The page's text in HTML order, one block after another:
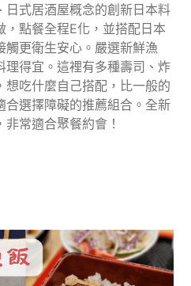
日式居酒屋概念的創新日本料
，點餐全程E化，並搭配日本
更衛生安心。嚴選新鮮漁
理得宜。這裡有多種壽司、炸
吃什麼自己搭配，比一般的
合選擇障礙的推薦組合。全新
常適合聚餐約會！